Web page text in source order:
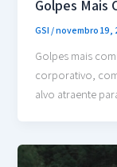
Golpes Mais
GSI /novembro 19,
Golpes mais
corporativo,
alvo atraente